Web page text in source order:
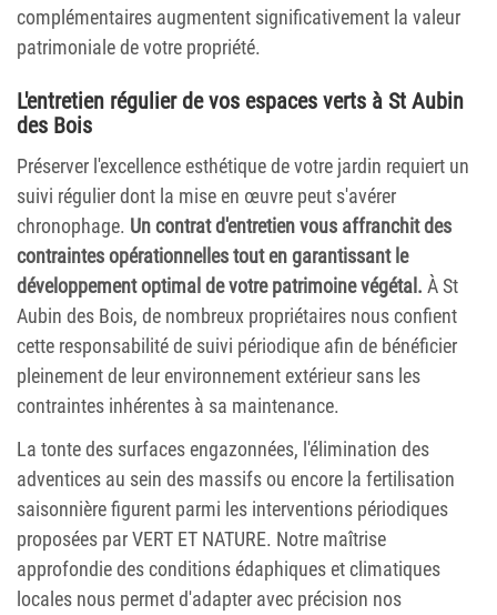
complémentaires augmentent significativement la valeur
patrimoniale de votre propriété.
L'entretien régulier de vos espaces verts à St Aubin
des Bois
Préserver l'excellence esthétique de votre jardin requiert un
suivi régulier dont la mise en œuvre peut s'avérer
chronophage. Un contrat d'entretien vous affranchit des
contraintes opérationnelles tout en garantissant le
développement optimal de votre patrimoine végétal. À St
Aubin des Bois, de nombreux propriétaires nous confient
cette responsabilité de suivi périodique afin de bénéficier
pleinement de leur environnement extérieur sans les
contraintes inhérentes à sa maintenance.
La tonte des surfaces engazonnées, l'élimination des
adventices au sein des massifs ou encore la fertilisation
saisonnière figurent parmi les interventions périodiques
proposées par VERT ET NATURE. Notre maîtrise
approfondie des conditions édaphiques et climatiques
locales nous permet d'adapter avec précision nos